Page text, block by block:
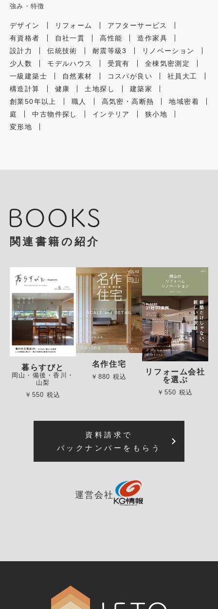
強み・特徴
デザイン リフォーム
アフターサービス
有資格者
自社一貫 高性能
造作家具
設計力
伝統技術 耐震等級3
リノベーション
少人数
モデルハウス 受賞有
全棟気密測定
一級建築士
自然素材 コスパが良い
社員大工
構造計算
健康 土地探し
建築家
創業50年以上
職人 高気密・高断熱
地域密着
庭
中古物件探し インテリア
狭小地
変形地
関連書籍の紹介
暮らすびと
岡山・備後・香川・
山梨
￥550 税込
名作住宅
￥880 税込
リフォーム会社
を選ぶ
￥550 税込
資料請求で
バックナンバーをもらう
運営会社